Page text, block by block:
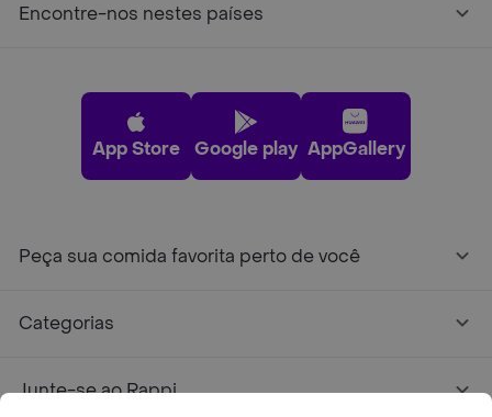
Encontre-nos nestes países
App Store Google play AppGallery
Peça sua comida favorita perto de você
Categorias
Junte-se ao Rappi